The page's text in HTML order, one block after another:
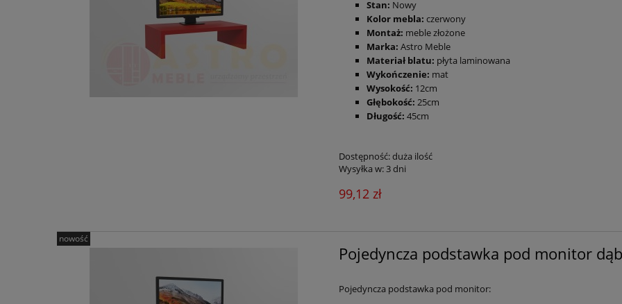
Stan: Nowy
Kolor mebla: czerwony
Montaż: meble złożone
Marka: Astro Meble
Materiał blatu: płyta laminowana
Wykończenie: mat
Wysokość: 12cm
Głębokość: 25cm
Długość: 45cm
Dostępność:duża ilość
Wysyłka w:3 dni
99,12 zł
Pojedyncza podstawka pod monitor
Pojedyncza podstawka pod monitor:
nowość